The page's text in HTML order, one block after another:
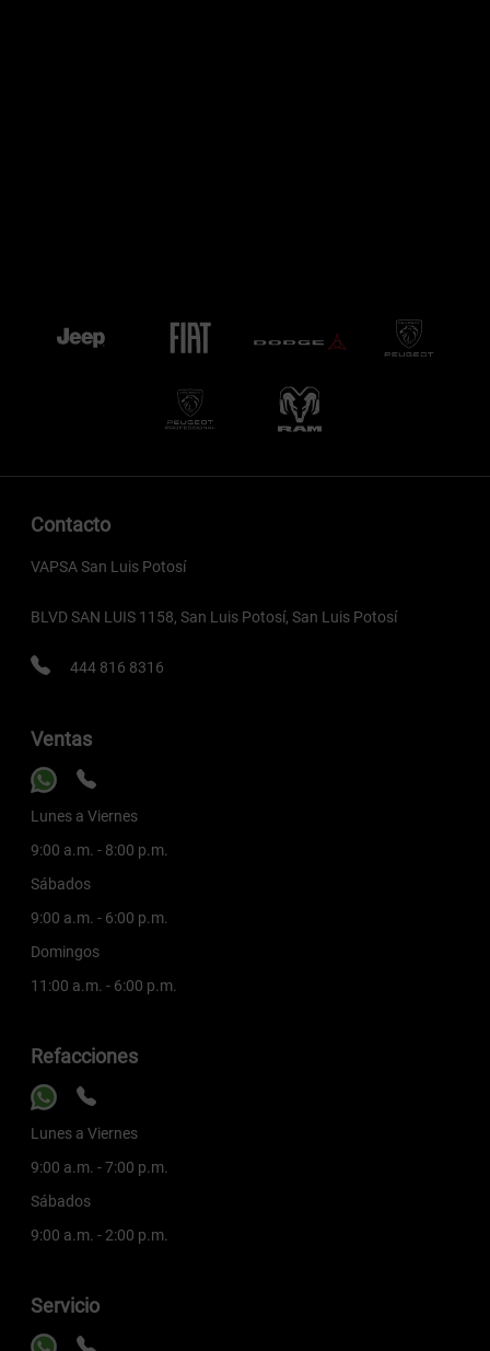
Contacto
VAPSA San Luis Potosí
BLVD SAN LUIS 1158, San Luis Potosí, San Luis Potosí
444 816 8316
Ventas
Lunes a Viernes
9:00 a.m. - 8:00 p.m.
Sábados
9:00 a.m. - 6:00 p.m.
Domingos
11:00 a.m. - 6:00 p.m.
Refacciones
Lunes a Viernes
9:00 a.m. - 7:00 p.m.
Sábados
9:00 a.m. - 2:00 p.m.
Servicio